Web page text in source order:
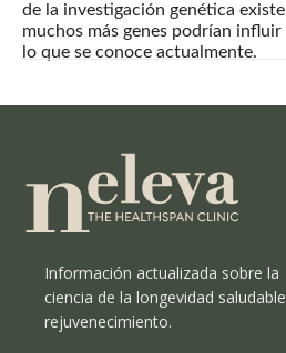
de la investigación genética
muchos más genes podrían
lo que se conoce actualmente.
Información actualizada sobre la
ciencia de la longevidad
rejuvenecimiento.